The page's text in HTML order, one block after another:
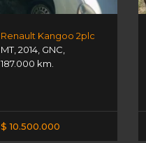
Renault Kangoo 2plc
MT,2014, GNC,
187.000 km.
$ 10.500.000